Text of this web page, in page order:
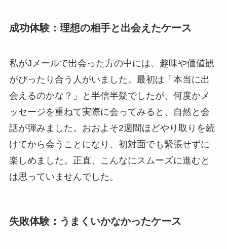
成功体験：理想の相手と出会えたケース
私がJメールで出会った方の中には、趣味や価値観
がぴったり合う人がいました。最初は「本当に出
会えるのかな？」と半信半疑でしたが、何度かメ
ッセージを重ねて実際に会ってみると、自然と会
話が弾みました。おおよそ2週間ほどやり取りを続
けてから会うことになり、初対面でも緊張せずに
楽しめました。正直、こんなにスムーズに進むと
は思っていませんでした。
失敗体験：うまくいかなかったケース